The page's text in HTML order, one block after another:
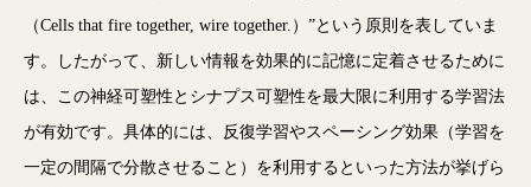
（Cells that fire together, wire together.）”という原則を表していま
す。したがって、新しい情報を効果的に記憶に定着させるために
は、この神経可塑性とシナプス可塑性を最大限に利用する学習法
が有効です。具体的には、反復学習やスペーシング効果（学習を
一定の間隔で分散させること）を利用するといった方法が挙げら